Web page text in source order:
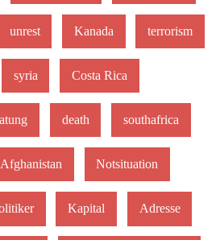
unrest Kanada terrorism
syria Costa Rica
death southafrica
Afghanistan Notsituation
Kapital Adresse